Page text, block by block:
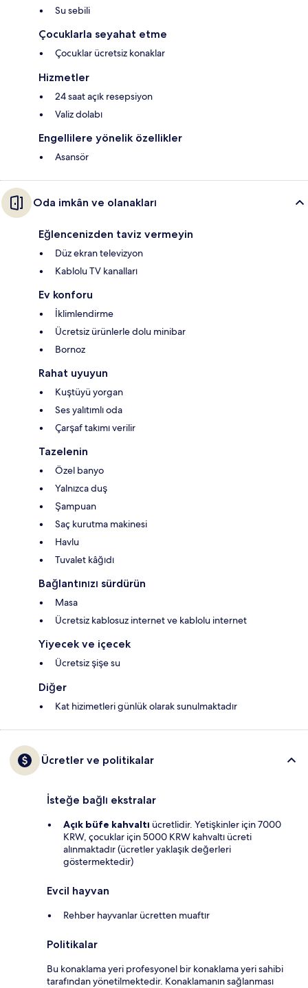
Su sebili
Çocuklarla seyahat etme
Çocuklar ücretsiz konaklar
Hizmetler
24 saat açık resepsiyon
Valiz dolabı
Engellilere yönelik özellikler
Asansör
Oda imkân ve olanakları
Eğlencenizden taviz vermeyin
Düz ekran televizyon
Kablolu TV kanalları
Ev konforu
İklimlendirme
Ücretsiz ürünlerle dolu minibar
Bornoz
Rahat uyuyun
Kuştüyü yorgan
Ses yalıtımlı oda
Çarşaf takımı verilir
Tazelenin
Özel banyo
Yalnızca duş
Şampuan
Saç kurutma makinesi
Havlu
Tuvalet kâğıdı
Bağlantınızı sürdürün
Masa
Ücretsiz kablosuz internet ve kablolu internet
Yiyecek ve içecek
Ücretsiz şişe su
Diğer
Kat hizimetleri günlük olarak sunulmaktadır
Ücretler ve politikalar
İsteğe bağlı ekstralar
Açık büfe kahvaltı ücretlidir. Yetişkinler için 7000
KRW, çocuklar için 5000 KRW kahvaltı ücreti
alınmaktadır (ücretler yaklaşık değerleri
göstermektedir)
Evcil hayvan
Rehber hayvanlar ücretten muaftır
Politikalar
Bu konaklama yeri profesyonel bir konaklama yeri sahibi
tarafından yönetilmektedir. Konaklamanın sağlanması